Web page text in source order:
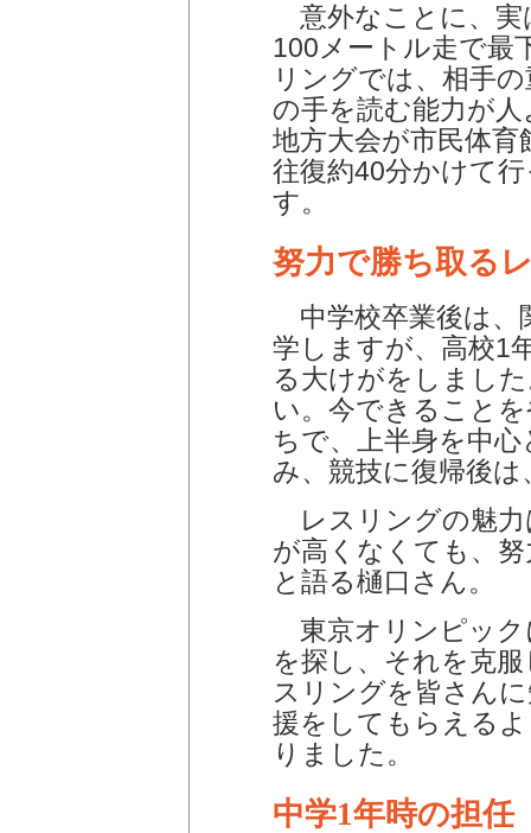
意外なことに、実
100メートル走で最
リングでは、相手
の手を読む能力が
地方大会が市民体
往復約40分かけて
す。
努力で勝ち取る
中学校卒業後は、
学しますが、高校1
る大けがをしまし
い。今できること
ちで、上半身を中
み、競技に復帰後
レスリングの魅力
が高くなくても、
と語る樋口さん。
東京オリンピック
を探し、それを克
スリングを皆さん
援をしてもらえる
りました。
中学1年時の担